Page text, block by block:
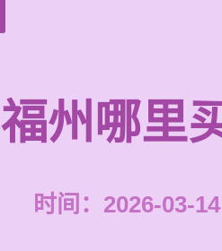
福州哪里
时间：2026-03-